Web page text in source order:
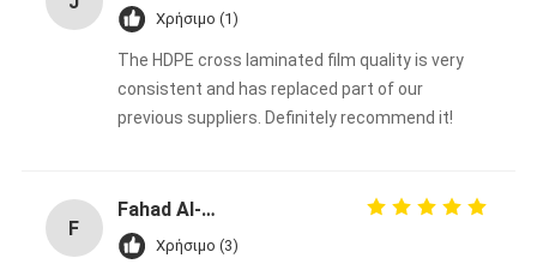
Χρήσιμο (1)
The HDPE cross laminated film quality is very
consistent and has replaced part of our
previous suppliers. Definitely recommend it!
F
Fahad Al-Sabah
Χρήσιμο (3)